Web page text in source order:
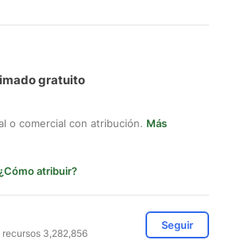
gratuito
o comercial con atribución. Más
¿Cómo atribuir?
recursos 3,282,856
Seguir